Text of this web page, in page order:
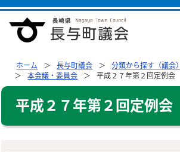
ホーム 長与町議会 分類から探す（議会）
本会議・委員会
平成２７年第２回定例会
平成２７年第２回定例会